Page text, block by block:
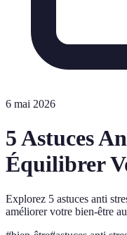
6 mai 2026
5 Astuces
Équilibrer
Explorez 5 astuces anti
améliorer votre bien-être